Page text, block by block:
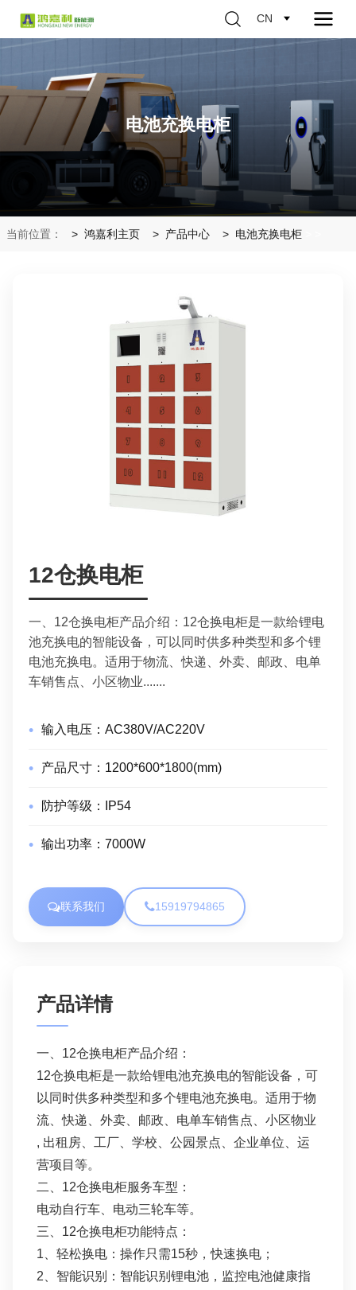
CN
电池充换电柜
当前位置： 鸿嘉利主页 产品中心 电池充换电柜
12仓换电柜
一、12仓换电柜产品介绍：12仓换电柜是一款给锂电
池充换电的智能设备，可以同时供多种类型和多个锂
电池充换电。适用于物流、快递、外卖、邮政、电单
车销售点、小区物业.......
输入电压： AC380V/AC220V
产品尺寸： 1200*600*1800(mm)
防护等级： IP54
输出功率： 7000W
联系我们 15919794865
产品详情
一、12仓换电柜产品介绍：
12仓换电柜是一款给锂电池充换电的智能设备，可
以同时供多种类型和多个锂电池充换电。适用于物
流、快递、外卖、邮政、电单车销售点、小区物业
, 出租房、工厂、学校、公园景点、企业单位、运
营项目等。
二、12仓换电柜服务车型：
电动自行车、电动三轮车等。
三、12仓换电柜功能特点：
1、轻松换电：操作只需15秒，快速换电；
2、智能识别：智能识别锂电池，监控电池健康指